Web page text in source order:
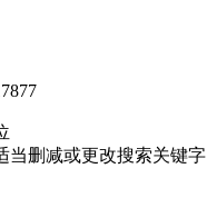
当删减或更改搜索关键字